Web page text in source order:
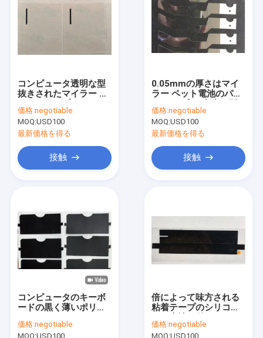
コンピュータ透明な型
抜きされたマイラー ペ
ク シートMH17478
価格:negotiable
MOQ:USD100
最新価格を得る
接触
0.05mmの厚さはマイ
ラー ペット電池のパッ
抜きした
価格:negotiable
MOQ:USD100
最新価格を得る
接触
コンピュータのキーボ
ードの黒く薄いポリエ
マイラー
価格:negotiable
MOQ:USD100
倍によって味方される
粘着テープのシリコー
マイラーの反射型抜き
価格:negotiable
MOQ:USD100